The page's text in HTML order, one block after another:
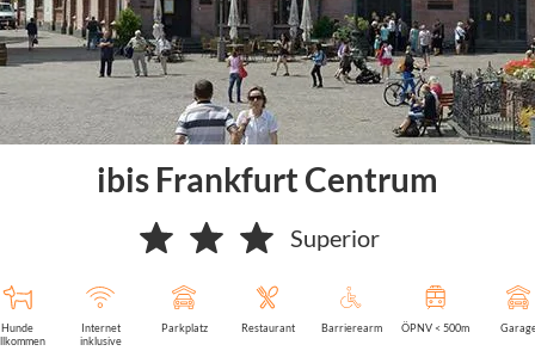
ibis Frankfurt Centrum
Superior
Hunde
Internet
inklusive
Parkplatz Restaurant Barrierearm ÖPNV < 500m